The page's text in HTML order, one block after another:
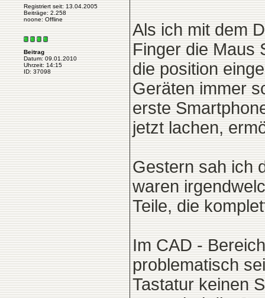
Registriert seit: 13.04.2005
Beiträge: 2.258
noone: Offline
Beitrag
Datum: 09.01.2010
Uhrzeit: 14:15
ID: 37098
Als ich mit dem
Finger die Maus
die position
Geräten immer
erste
jetzt lachen,
Gestern sah ich
waren
Teile, die
Im CAD -
problematisch
Tastatur keinen